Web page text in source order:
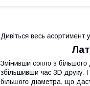
Дивіться весь асортимент
Змінивши сопло з
збільшивши час 3D друку.
більшого діаметра, що